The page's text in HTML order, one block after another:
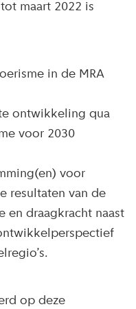
maart 2022 is
in de MRA
ontwikkeling qua
voor 2030
voor
resultaten van de
en draagkracht naast
op deze